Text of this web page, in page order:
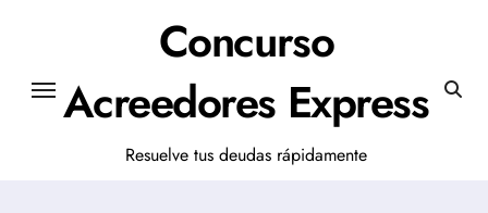
Concurso
Acreedores Express
Resuelve tus deudas rápidamente